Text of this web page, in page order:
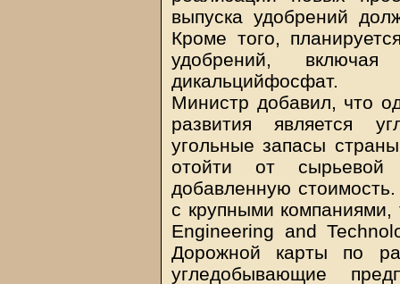
выпуска удобрений
Кроме того,
удобрений,
дикальцийфосфат.
Министр добавил, что
развития является
угольные запасы
отойти от
добавленную
с крупными
Engineering and
Дорожной карты по
угледобывающие